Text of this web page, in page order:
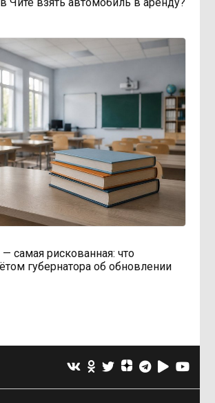
самая рискованная: что
губернатора об обновлении